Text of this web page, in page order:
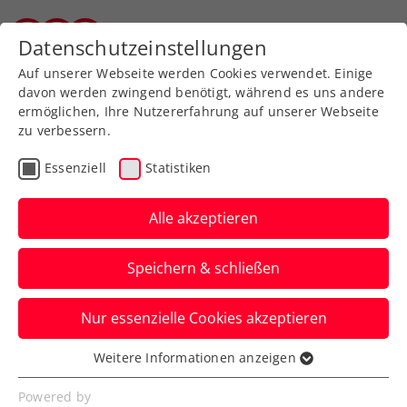
AllgemeineKlasse
Jugend
SeniorInnen
Meisterschaft wählen
Tiroler Mannschaftsmeisterschaft 2026 / Herren 35
Datenschutzeinstellungen
Auf unserer Webseite werden Cookies verwendet. Einige
davon werden zwingend benötigt, während es uns andere
ermöglichen, Ihre Nutzererfahrung auf unserer Webseite
zu verbessern.
Essenziell Statistiken
Alle akzeptieren
Speichern & schließen
Nur essenzielle Cookies akzeptieren
Essenziell
Essenzielle Cookies werden für grundlegende
Weitere Informationen anzeigen
Powered by